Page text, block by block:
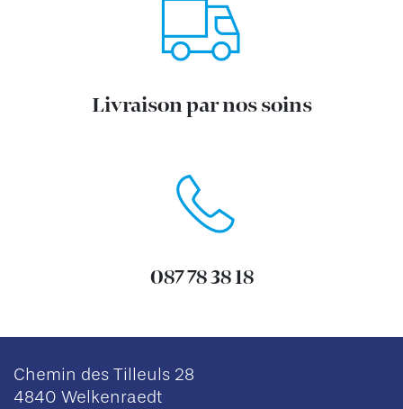
Livraison par nos soins
087 78 38 18
Chemin des Tilleuls 28
4840 Welkenraedt